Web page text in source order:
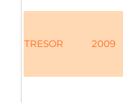
TRESOR 2009